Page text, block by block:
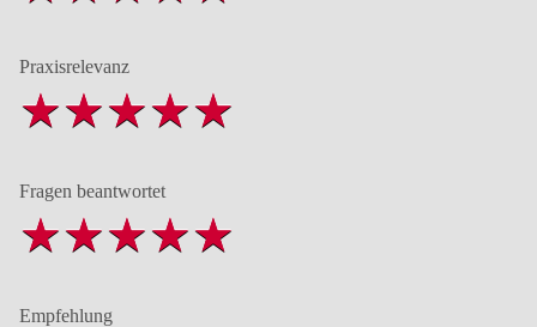
Praxisrelevanz
Fragen beantwortet
Empfehlung